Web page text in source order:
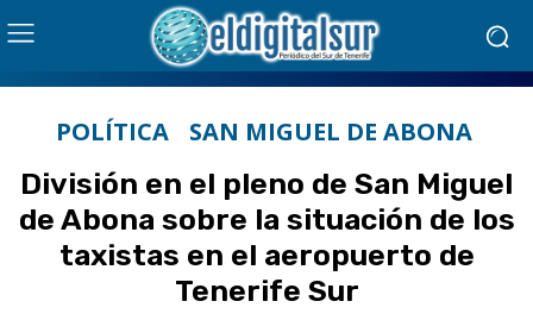
POLÍTICA SAN MIGUEL DE ABONA
División en el pleno de San Miguel
de Abona sobre la situación de los
taxistas en el aeropuerto de
Tenerife Sur